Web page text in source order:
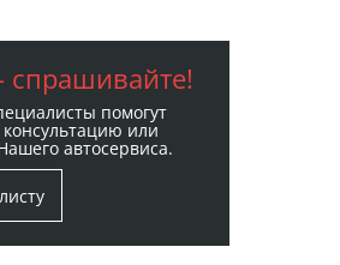
спрашивайте!
помогут
или
автосервиса.